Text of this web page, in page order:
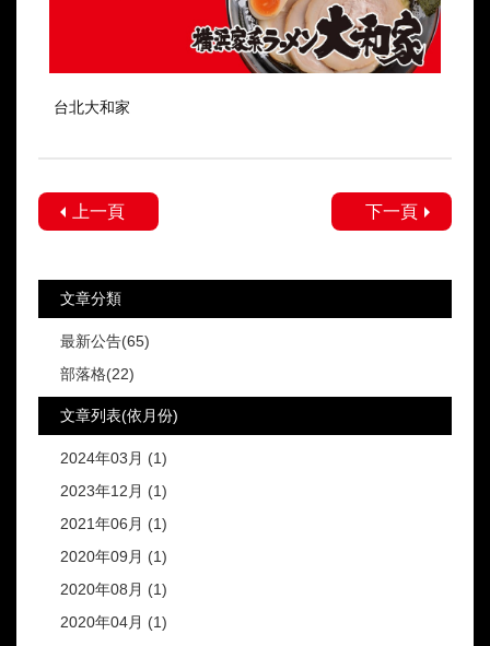
台北大和家
上一頁 下一頁
文章分類
最新公告(65)
部落格(22)
文章列表(依月份)
2024年03月 (1)
2023年12月 (1)
2021年06月 (1)
2020年09月 (1)
2020年08月 (1)
2020年04月 (1)